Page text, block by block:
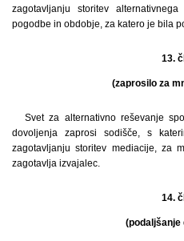
zagotavljanju storitev
pogodbe in obdobje, za katero je bila
13.
(zaprosilo za
Svet za alternativno reševanje
dovoljenja zaprosi sodišče, s
zagotavljanju storitev mediacije, za
zagotavlja izvajalec.
14.
(podaljšanje